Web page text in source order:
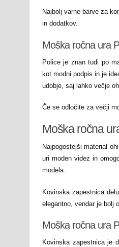
Najbolj varne barve za
in dodatkov.
Moška ročna ura
Police je znan tudi po
kot modni podpis in je
udobje, saj lahko večje
Če se odločite za večji
Moška ročna
Najpogostejši material
uri moden videz in
modela.
Kovinska zapestnica
elegantno, vendar je bolj
Moška ročna ura
Kovinska zapestnica je